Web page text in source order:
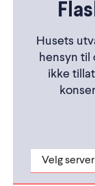
Husets
hensyn til
ikke